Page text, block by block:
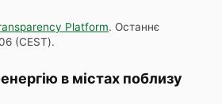
Platform. Останнє
(CEST).
в містах поблизу